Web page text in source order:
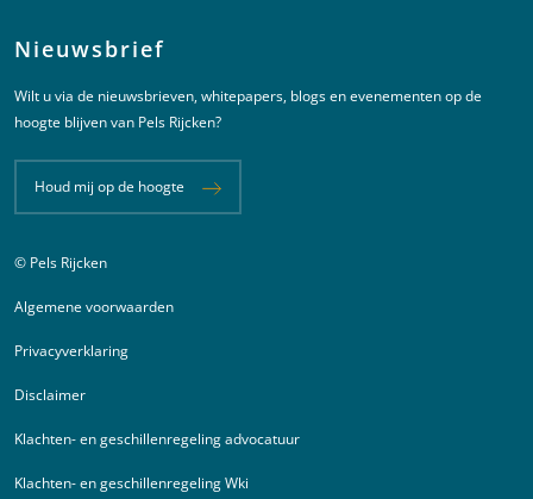
Nieuwsbrief
Wilt u via de nieuwsbrieven, whitepapers, blogs en evenementen op de
hoogte blijven van Pels Rijcken?
Houd mij op de hoogte
Juridische informatie
© Pels Rijcken
Algemene voorwaarden
Privacyverklaring
Disclaimer
Klachten- en geschillenregeling advocatuur
Klachten- en geschillenregeling Wki